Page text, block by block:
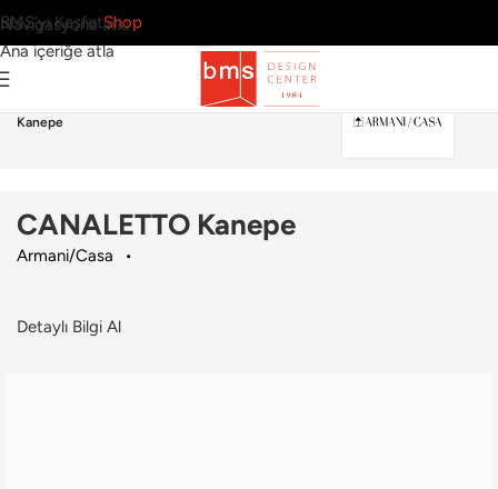
Navigasyona atla
Ana içeriğe atla
BMS’yi KeşfetShop
Armani/Casa›
CANALETTO
Kanepe
CANALETTO Kanepe
Armani/Casa
Detaylı Bilgi Al